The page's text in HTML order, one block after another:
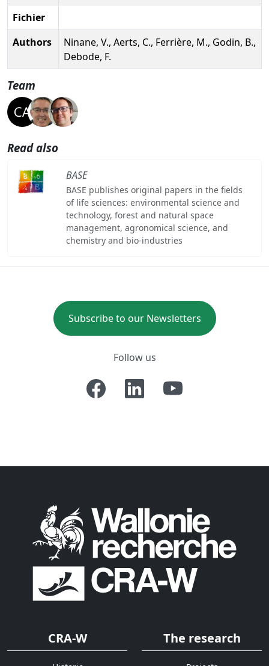
Fichier
Authors
Ninane, V., Aerts, C., Ferrière, M., Godin, B.,
Debode, F.
Team
Read also
BASE
BASE publishes original papers in the fields
of life sciences: environmental science and
technology, forest and natural space
management, agronomical science, and
chemistry and bio-industries
Subscribe to our Newsletters
Follow us
CRA-W The research